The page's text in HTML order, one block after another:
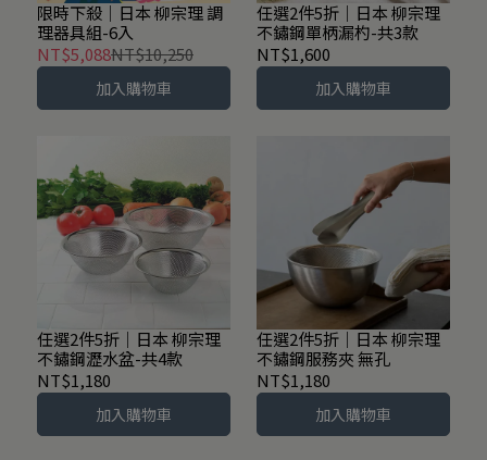
限時下殺│日本 柳宗理 調
理器具組-6入
NT$5,088NT$10,250
加入購物車
任選2件5折｜日本 柳宗理
不鏽鋼單柄漏杓-共3款
NT$1,600
加入購物車
任選2件5折｜日本 柳宗理
不鏽鋼瀝水盆-共4款
NT$1,180
加入購物車
任選2件5折｜日本 柳宗理
不鏽鋼服務夾 無孔
NT$1,180
加入購物車